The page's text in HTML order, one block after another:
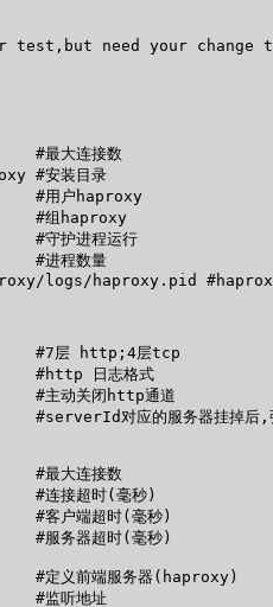
need your change
#最大连接数
#安装目录
#用户haproxy
#组haproxy
#守护进程运行
#进程数量
logs/haproxy.pid
#7层 http;4层tcp
#http 日志格式
#主动关闭http通道
#serverId对应的服务器挂掉后,
#最大连接数
#连接超时(毫秒)
#客户端超时(毫秒)
#服务器超时(毫秒)
定义前端服务器(haproxy)
#监听地址